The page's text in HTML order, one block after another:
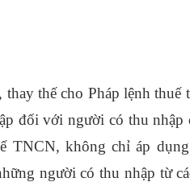
thế cho Pháp lệnh thuế
đối với người có thu nhập
TNCN, không chỉ áp
người có thu nhập từ